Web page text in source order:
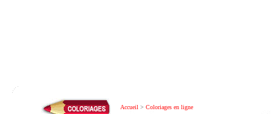
Accueil > Coloriages en ligne